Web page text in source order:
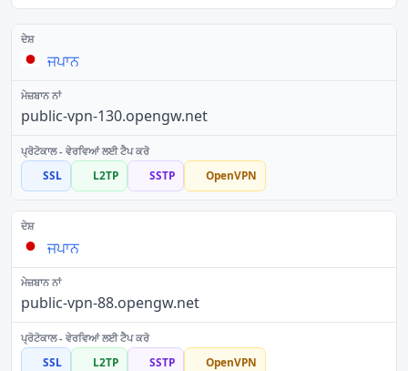
ਜਪਾਨ
public-vpn-130.opengw.net
SSL L2TP SSTP OpenVPN
ਜਪਾਨ
public-vpn-88.opengw.net
SSL L2TP SSTP OpenVPN